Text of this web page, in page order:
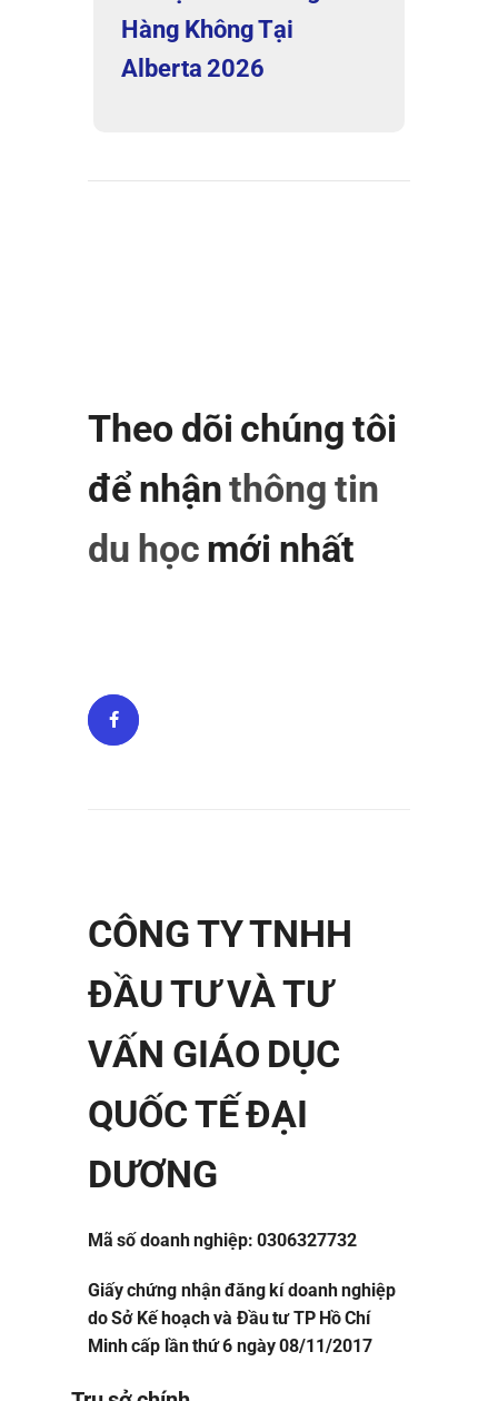
Hàng Không Tại
Alberta 2026
Theo dõi chúng tôi
để nhậnthông tin
du học mới nhất
CÔNG TY TNHH
ĐẦU TƯ VÀ TƯ
VẤN GIÁO DỤC
QUỐC TẾ ĐẠI
DƯƠNG
Mã số doanh nghiệp: 0306327732
Giấy chứng nhận đăng kí doanh nghiệp
do Sở Kế hoạch và Đầu tư TP Hồ Chí
Minh cấp lần thứ 6 ngày 08/11/2017